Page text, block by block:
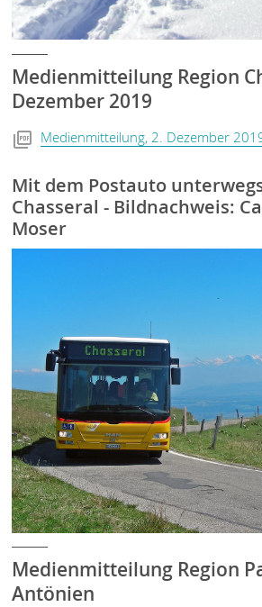
Medienmitteilung Region
Dezember 2019
Medienmitteilung, 2. Dezember
Mit dem Postauto
Chasseral - Bildnachweis:
Moser
Medienmitteilung Region
Antönien